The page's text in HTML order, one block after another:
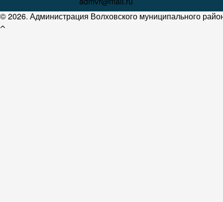
© 2026. Администрация Волховского муниципального